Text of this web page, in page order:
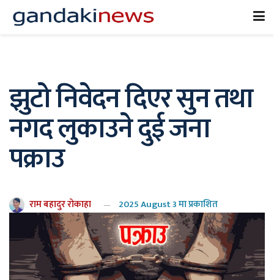
झुटो निवेदन दिएर सुन तथा
नगद लुकाउने दुई जना
पक्राउ
राम बहादुर रोकाहा 2025 August 3 मा प्रकाशित